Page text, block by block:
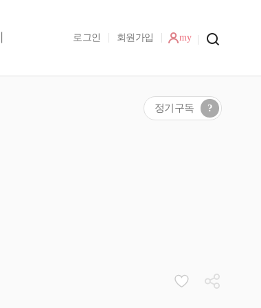
로그인 회원가입 my
정기구독 ?